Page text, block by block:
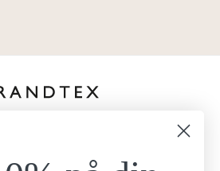
- torsdag